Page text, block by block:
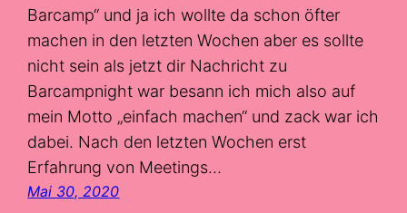
Barcamp“ und ja ich wollte da schon öfter
machen in den letzten Wochen aber es sollte
nicht sein als jetzt dir Nachricht zu
Barcampnight war besann ich mich also auf
mein Motto „einfach machen“ und zack war ich
dabei. Nach den letzten Wochen erst
Erfahrung von Meetings…
Mai 30, 2020